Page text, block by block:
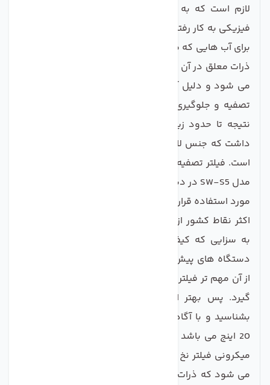
لازم است که به دقت فیلتراسیون و مواد شیمیایی و
فیزیکی به کار رفته در آن توجه کنید. این فیلتر تصفیه آب
برای آب هایی که میزان رسوبات و گل و لای زیادی دارند و
ذرات معلق در آن و میزان آلودگی اش زیاد است استفاده
می شود و دلیل آن هم میزان کارایی بالای این فیلتر در
تصفیه و جلوگیری از عبور این آلودگی ها می باشد. در
نتیجه تا حدود زیادی آب را تصفیه می کند. باید توجه
است. فیلتر تصفیه آب الیافی نخ تابیده سی سی کا اسلیم
مدل SW-S5 در دستگاه های پیش تصفیه آب مدل اسلیم
مورد استفاده قرار می گیرد. با توجه به این که آب مصرفی
اکثر نقاط کشور از کیفیت مطلوبی برخودار نیست و تاثیر
به سزایی که کیفیت آب بر سلامت پوست و مو دارد،
دستگاه های پیش تصفیه اسلیم اولویت بالایی داشته و
از آن مهم تر فیلتری است که در آن مورد استفاده قرار می
گیرد. پس بهتر است که فیلتر انتخابی خود را بیشتر
بشناسید و با آگاهی بیشتری خرید کنید. طول این فیلتر
می شود که ذرات خیلی ریز هم نتوانند از این فیلتر عبور